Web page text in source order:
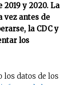
y 2020. La
vez antes de
la CDC y
los
los datos de los